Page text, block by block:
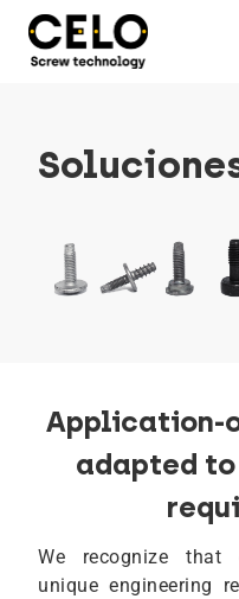
Application-
adapted
We recognize that
unique engineering